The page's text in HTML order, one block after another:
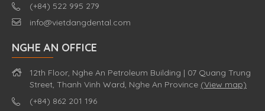
(+84) 522 995 279
info@vietdangdental.com
NGHE AN OFFICE
12th Floor, Nghe An Petroleum Building | 07 Quang Trung
Street, Thanh Vinh Ward, Nghe An Province (View map)
(+84) 862 201 196